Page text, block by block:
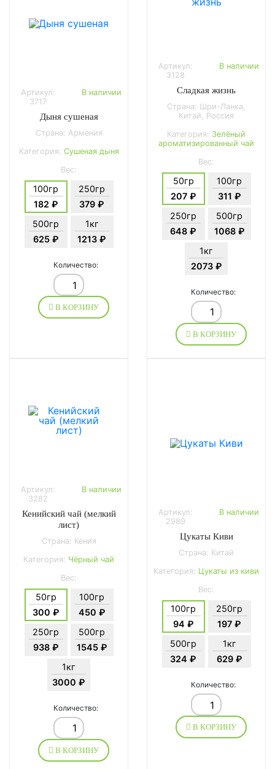
Артикул:
3717
В наличии
Дыня сушеная
Страна: Армения
Категория: Сушеная дыня
Вес:
100гр
182 ₽
250гр
379 ₽
500гр
625 ₽
1кг
1213 ₽
Количество:
В КОРЗИНУ
Артикул:
3128
В наличии
Сладкая жизнь
Страна: Шри-Ланка,
Китай, Россия
Категория: Зелёный
ароматизированный чай
Вес:
50гр
207 ₽
100гр
311 ₽
250гр
648 ₽
500гр
1068 ₽
1кг
2073 ₽
Количество:
В КОРЗИНУ
Артикул:
3282
В наличии
Кенийский чай (мелкий
лист)
Страна: Кения
Категория: Чёрный чай
Вес:
50гр
300 ₽
100гр
450 ₽
250гр
938 ₽
500гр
1545 ₽
1кг
3000 ₽
Количество:
В КОРЗИНУ
Артикул:
2989
В наличии
Цукаты Киви
Страна: Китай
Категория: Цукаты из киви
Вес:
100гр
94 ₽
250гр
197 ₽
500гр
324 ₽
1кг
629 ₽
Количество:
В КОРЗИНУ